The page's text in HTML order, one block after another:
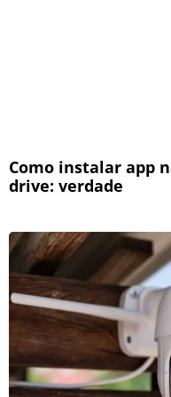
Como instalar app
drive: verdade